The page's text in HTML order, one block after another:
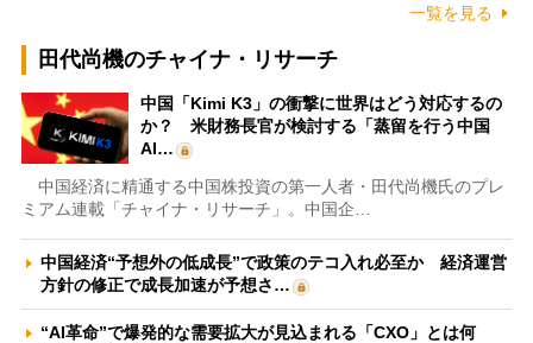
一覧を見る
田代尚機のチャイナ・リサーチ
中国「Kimi K3」の衝撃に世界はどう対応するの
か？ 米財務長官が検討する「蒸留を行う中国
AI…
中国経済に精通する中国株投資の第一人者・田代尚機氏のプレ
ミアム連載「チャイナ・リサーチ」。中国企…
中国経済“予想外の低成長”で政策のテコ入れ必至か 経済運営
方針の修正で成長加速が予想さ…
“AI革命”で爆発的な需要拡大が見込まれる「CXO」とは何